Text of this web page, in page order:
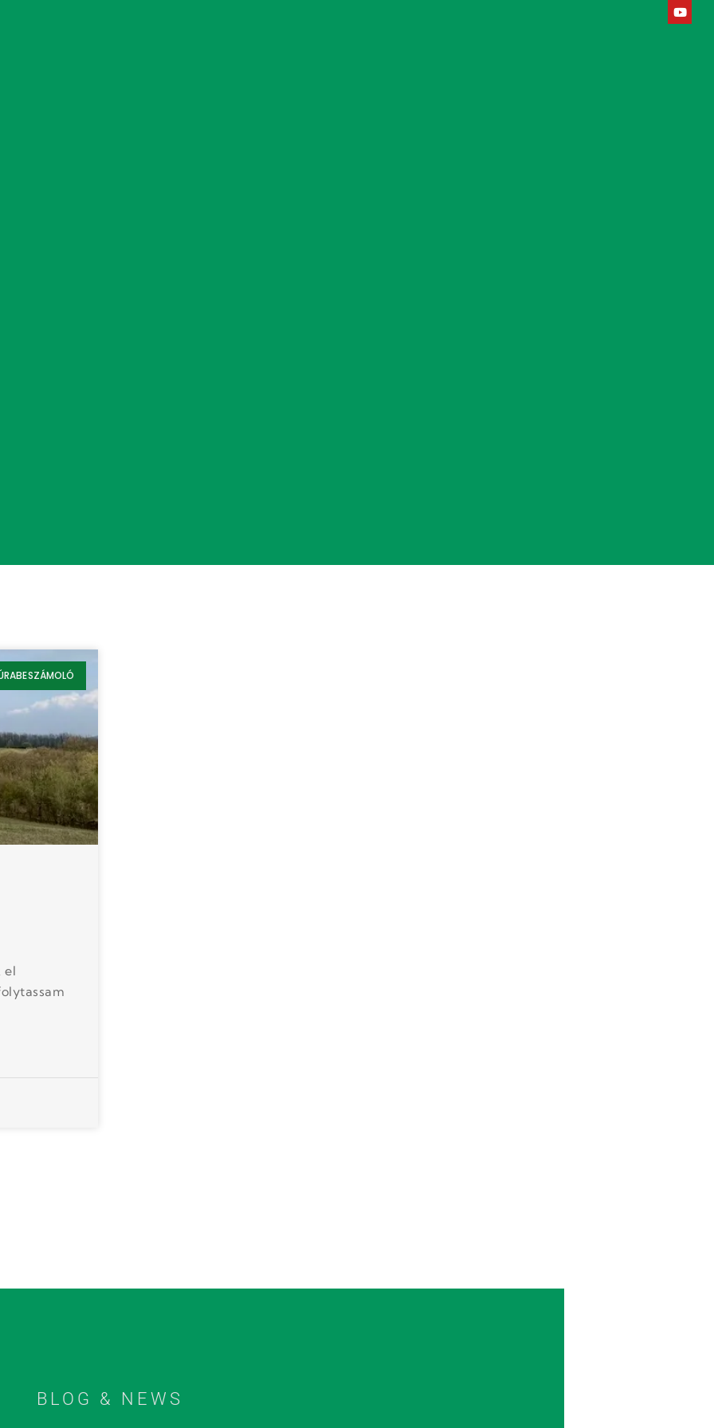
el
BLOG & NEWS